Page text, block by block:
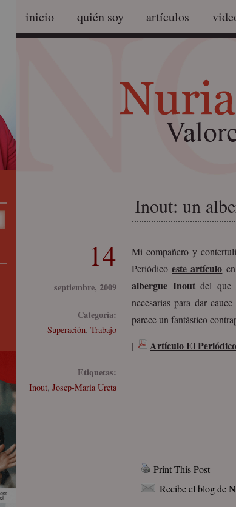
inicio quién soy artículos
Inout: un
14
septiembre, 2009
Categoría:
Superación, Trabajo
Etiquetas:
Inout, Josep-Maria Ureta
Mi compañero y
Periódicoeste artículo
albergue Inoutdel que
necesarias para dar
parece un fantástico
[ Artículo El Periódico
Print This Post
Recibe el blog de